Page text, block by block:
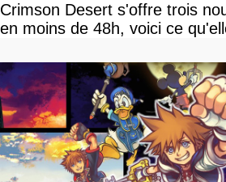
Crimson Desert s'offre trois
en moins de 48h, voici ce